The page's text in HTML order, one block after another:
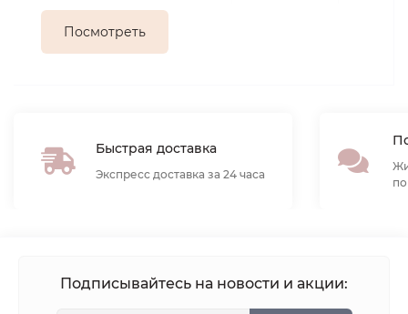
Посмотреть
Быстрая доставка
Экспресс доставка за 24 часа
Подписывайтесь на новости и акции: